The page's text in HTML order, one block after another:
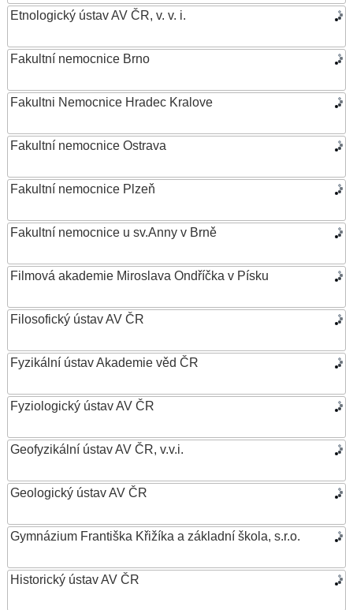
Etnologický ústav AV ČR, v. v. i.
Fakultní nemocnice Brno
Fakultni Nemocnice Hradec Kralove
Fakultní nemocnice Ostrava
Fakultní nemocnice Plzeň
Fakultní nemocnice u sv.Anny v Brně
Filmová akademie Miroslava Ondříčka v Písku
Filosofický ústav AV ČR
Fyzikální ústav Akademie věd ČR
Fyziologický ústav AV ČR
Geofyzikální ústav AV ČR, v.v.i.
Geologický ústav AV ČR
Gymnázium Františka Křižíka a základní škola, s.r.o.
Historický ústav AV ČR